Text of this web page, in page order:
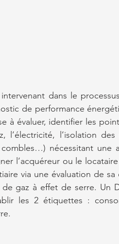
dans le
de performance
à évaluer, identifier les
l’électricité, l’isolation
nécessitant
l’acquéreur ou le
via une évaluation de sa
gaz à effet de serre. Un
les 2 étiquettes :